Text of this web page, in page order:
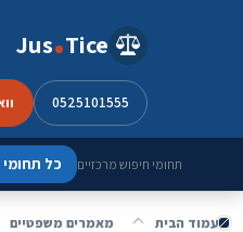
Jus Tice
0525101555
תחומי חיפוש מרכזיים כל
עמוד הבית מאמרים משפטיים